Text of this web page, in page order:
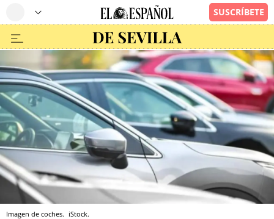
Imagen de coches. iStock.